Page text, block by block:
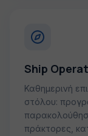
Ship
Καθημερινή
στόλου:
πράκτορες,